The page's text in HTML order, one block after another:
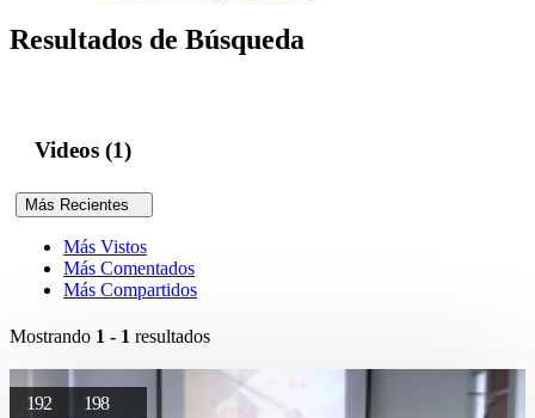
Resultados de Búsqueda
Videos (1)
Más Recientes
Más Vistos
Más Comentados
Más Compartidos
Mostrando 1 - 1 resultados
192 198